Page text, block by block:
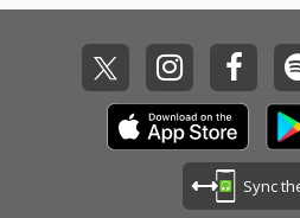
Sync